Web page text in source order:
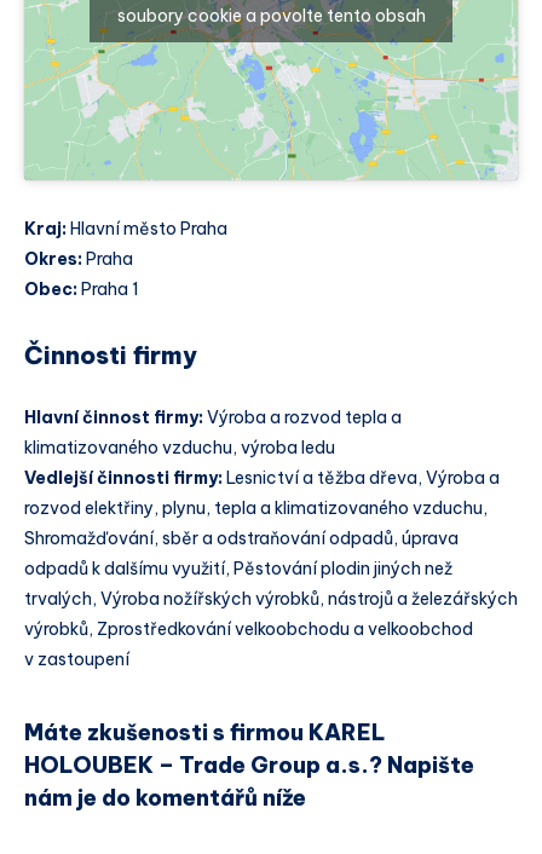
soubory cookie a povolte tento obsah
Kraj: Hlavní město Praha
Okres: Praha
Obec: Praha 1
Činnosti firmy
Hlavní činnost firmy:Výroba a rozvod tepla a
klimatizovaného vzduchu, výroba ledu
Vedlejší činnosti firmy:Lesnictví a těžba dřeva, Výroba a
rozvod elektřiny, plynu, tepla a klimatizovaného vzduchu,
Shromažďování, sběr a odstraňování odpadů, úprava
odpadů k dalšímu využití, Pěstování plodin jiných než
trvalých, Výroba nožířských výrobků, nástrojů a železářských
výrobků, Zprostředkování velkoobchodu a velkoobchod
v zastoupení
Máte zkušenosti s firmou KAREL
HOLOUBEK – Trade Group a.s.? Napište
nám je do komentářů níže